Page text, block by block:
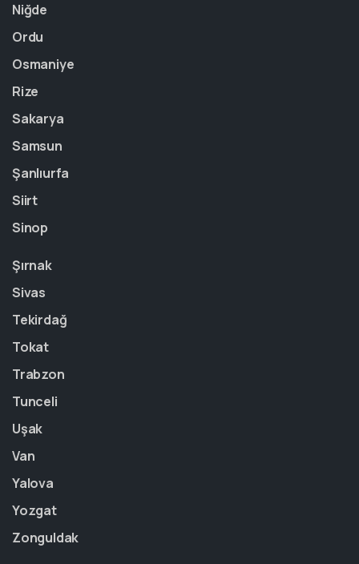
Niğde
Ordu
Osmaniye
Rize
Sakarya
Samsun
Şanlıurfa
Siirt
Sinop
Şırnak
Sivas
Tekirdağ
Tokat
Trabzon
Tunceli
Uşak
Van
Yalova
Yozgat
Zonguldak